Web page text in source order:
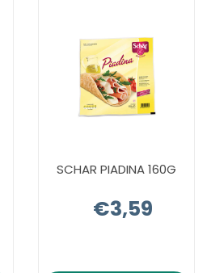
SCHAR PIADINA 160G
€3,59